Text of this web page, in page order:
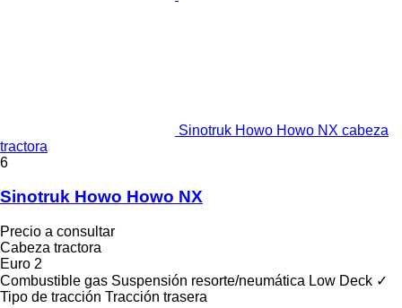
Sinotruk Howo Howo NX cabeza
tractora
6
Sinotruk Howo Howo NX
Precio a consultar
Cabeza tractora
Euro 2
Combustible gas Suspensión resorte/neumática Low Deck ✓
Tipo de tracción Tracción trasera